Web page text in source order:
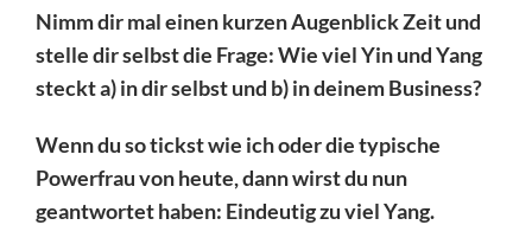
Nimm dir mal einen kurzen Augenblick Zeit und
stelle dir selbst die Frage: Wie viel Yin und Yang
steckt a) in dir selbst und b) in deinem Business?
Wenn du so tickst wie ich oder die typische
Powerfrau von heute, dann wirst du nun
geantwortet haben: Eindeutig zu viel Yang.